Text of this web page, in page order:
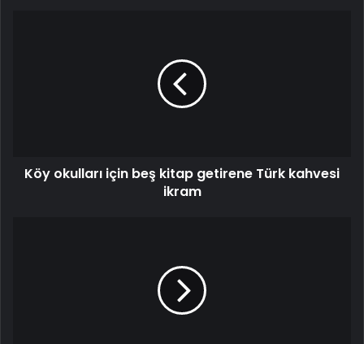
Köy okulları için beş kitap getirene Türk kahvesi
ikram